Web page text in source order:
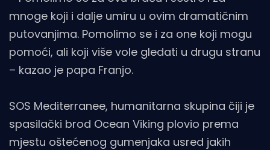
mnoge koji i dalje umiru u ovim dramatičnim
putovanjima. Pomolimo se i za one koji mogu
pomoći, ali koji više vole gledati u drugu stranu
– kazao je papa Franjo.
SOS Mediterranee, humanitarna skupina čiji je
spasilački brod Ocean Viking plovio prema
mjestu oštećenog gumenjaka usred jakih